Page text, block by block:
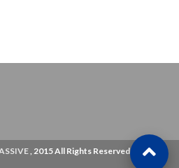
, 2015 All Rights Reserved.